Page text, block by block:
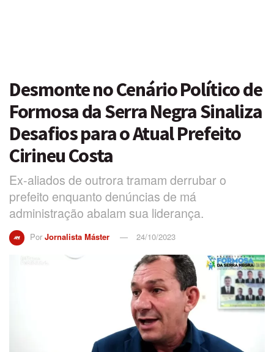
Desmonte no Cenário Político de
Formosa da Serra Negra Sinaliza
Desafios para o Atual Prefeito
Cirineu Costa
Ex-aliados de outrora tramam derrubar o
prefeito enquanto denúncias de má
administração abalam sua liderança.
Por Jornalista Máster 24/10/2023